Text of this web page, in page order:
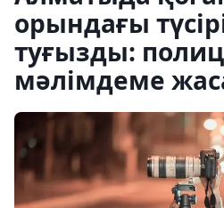
орындағы
туғызды:
мәлімдеме